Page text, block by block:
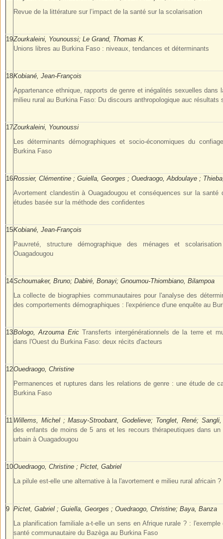
Revue de la littérature sur l’impact de la santé sur la scolarisation
19Zourkaleini, Younoussi; Le Grand, Thomas K.
Unions libres au Burkina Faso : niveaux, tendances et déterminants
18Kobiané, Jean-François
Appartenance ethnique, rapports de genre et inégalités sexuelles dans
milieu rural au Burkina Faso: Du discours anthropologique auc résultats
17Zourkaleini, Younoussi
Les déterminants démographiques et socio-économiques du
Burkina Faso
16Rossier, Clémentine ; Guiella, Georges ; Ouedraogo, Abdoulaye ;
Avortement clandestin à Ouagadougou et conséquences sur la santé
études basée sur la méthode des confidentes
15Kobiané, Jean-François
Pauvreté, structure démographique des ménages et
Ouagadougou
14Schoumaker, Bruno; Dabiré, Bonayi; Gnoumou-Thiombiano, Bilampoa
La collecte de biographies communautaires pour l'analyse des
des comportements démographiques : l'expérience d'une enquête au
13Bologo, Arzouma Eric Transferts intergénérationnels de la terre et
dans l'Ouest du Burkina Faso: deux récits d'acteurs
12Ouedraogo, Christine
Permanences et ruptures dans les relations de genre : une étude de
Burkina Faso
11 Willems, Michel ; Masuy-Stroobant, Godelieve; Tonglet, René; Sangli,
des enfants de moins de 5 ans et les recours thérapeutiques dans un
urbain à Ouagadougou
10Ouedraogo, Christine ; Pictet, Gabriel
La pilule est-elle une alternative à la l'avortement e milieu rural africain ?
9 Pictet, Gabriel ; Guiella, Georges ; Ouedraogo, Christine; Baya, Banza
La planification familiale a-t-elle un sens en Afrique rurale ? : l'exemple
santé communautaire du Bazèga au Burkina Faso